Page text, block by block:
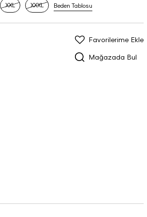
XXL XXXL Beden Tablosu
Mağazada Bul
Favorilerime Ekle